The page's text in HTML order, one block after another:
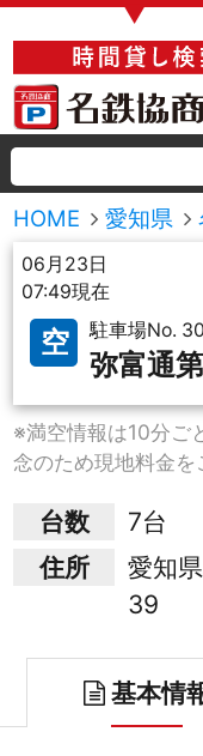
▼
HOME 愛知県
06月23日
07:49現在
空 駐車場No.
弥富通
※満空情報は10分ご
念のため現地料金を
台数
7台
住所
愛知
39
基本情